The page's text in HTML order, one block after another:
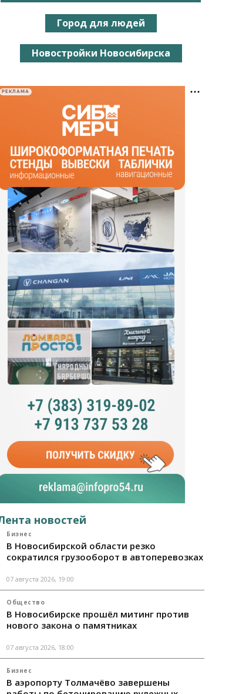
Город для людей
Новостройки Новосибирска
РЕКЛАМА
новостей
Бизнес
В Новосибирской области резко
сократился грузооборот в автоперевозках
07 августа 2026, 19:00
Общество
В Новосибирске прошёл митинг против
нового закона о памятниках
07 августа 2026, 18:00
Бизнес
В аэропорту Толмачёво завершены